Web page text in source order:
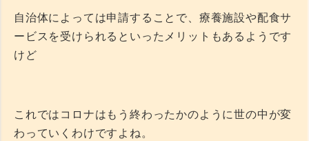
自治体によっては申請することで、療養施設や配食サ
ービスを受けられるといったメリットもあるようです
けど
これではコロナはもう終わったかのように世の中が変
わっていくわけですよね。